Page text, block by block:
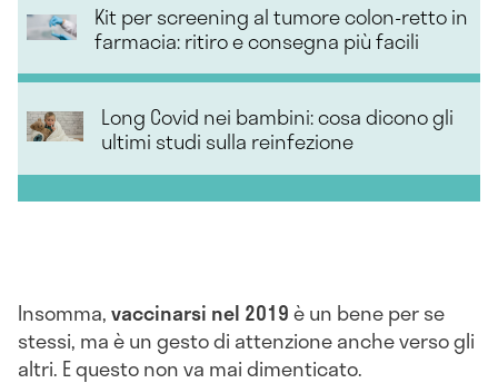
Kit per screening al tumore colon-retto in
farmacia: ritiro e consegna più facili
Long Covid nei bambini: cosa dicono gli
ultimi studi sulla reinfezione
Insomma,vaccinarsi nel 2019è un bene per se
stessi, ma è un gesto di attenzione anche verso gli
altri. E questo non va mai dimenticato.